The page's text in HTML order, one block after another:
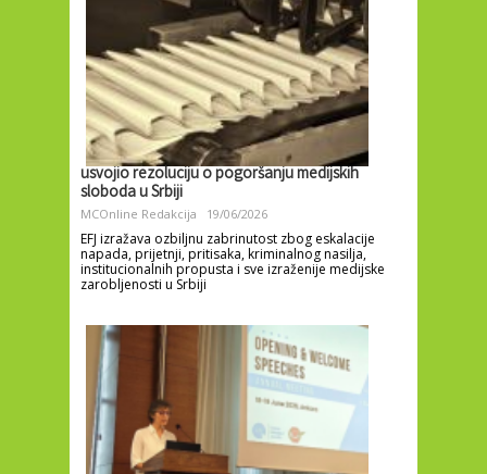
usvojio rezoluciju o pogoršanju medijskih
sloboda u Srbiji
MCOnline Redakcija 19/06/2026
EFJ izražava ozbiljnu zabrinutost zbog eskalacije
napada, prijetnji, pritisaka, kriminalnog nasilja,
institucionalnih propusta i sve izraženije medijske
zarobljenosti u Srbiji